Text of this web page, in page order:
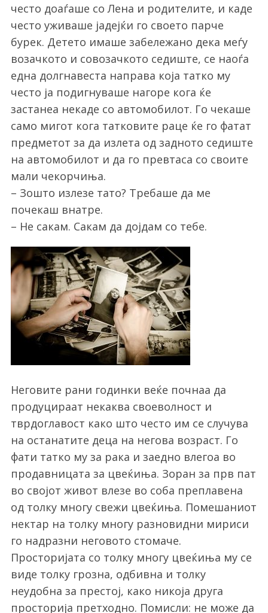
често доаѓаше со Лена и родителите, и каде
често уживаше јадејќи го своето парче
бурек. Детето имаше забележано дека меѓу
возачкото и совозачкото седиште, се наоѓа
една долгнавеста направа која татко му
често ја подигнуваше нагоре кога ќе
застанеа некаде со автомобилот. Го чекаше
само мигот кога татковите раце ќе го фатат
предметот за да излета од задното седиште
на автомобилот и да го превтаса со своите
мали чекорчиња.
– Зошто излезе тато? Требаше да ме
почекаш внатре.
– Не сакам. Сакам да дојдам со тебе.
Неговите рани годинки веќе почнаа да
продуцираат некаква своеволност и
тврдоглавост како што често им се случува
на останатите деца на негова возраст. Го
фати татко му за рака и заедно влегоа во
продавницата за цвеќиња. Зоран за прв пат
во својот живот влезе во соба преплавена
од толку многу свежи цвеќиња. Помешаниот
нектар на толку многу разновидни мириси
го надразни неговото стомаче.
Просторијата со толку многу цвеќиња му се
виде толку грозна, одбивна и толку
неудобна за престој, како никоја друга
просторија претходно. Помисли: не може да